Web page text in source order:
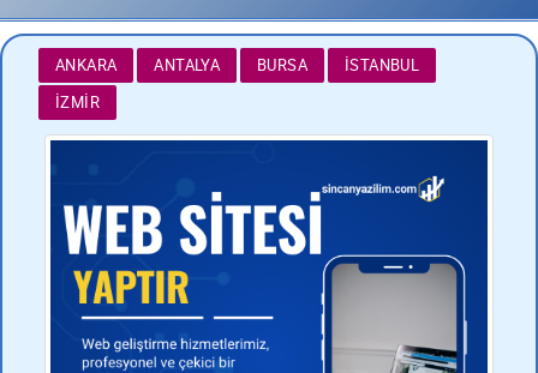
ANKARA ANTALYA BURSA
İSTANBUL
İZMIR